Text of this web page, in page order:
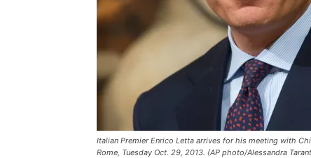
Italian Premier Enrico Letta arrives for his meeting with
Rome, Tuesday Oct. 29, 2013. (AP photo/Alessandra